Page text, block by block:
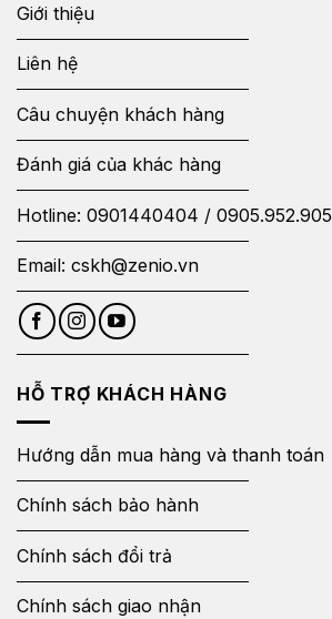
Giới thiệu
Liên hệ
Câu chuyện khách hàng
Đánh giá của khác hàng
Hotline: 0901440404 / 0905.952.905
Email: cskh@zenio.vn
HỖ TRỢ KHÁCH HÀNG
Hướng dẫn mua hàng và thanh toán
Chính sách bảo hành
Chính sách đổi trả
Chính sách giao nhận